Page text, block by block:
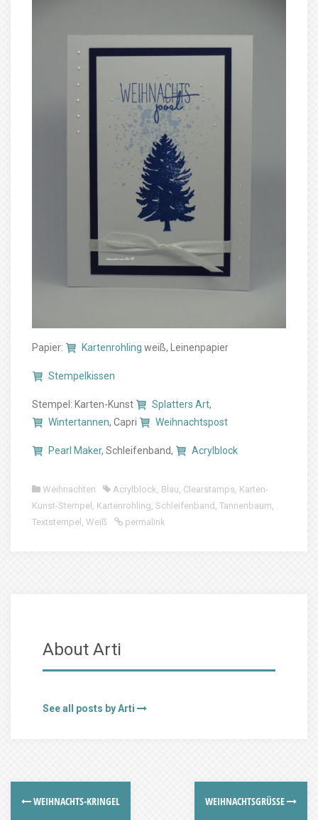
Papier: Kartenrohling weiß, Leinenpapier
Stempelkissen
Stempel: Karten-Kunst Splatters Art,
Wintertannen, Capri Weihnachtspost
Pearl Maker, Schleifenband, Acrylblock
Weihnachten Acrylblock, Blau, Clearstamps, Karten-
Kunst-Stempel , Kartenrohling, Schleifenband , Tannenbaum,
Textstempel , Weiß permalink
About Arti
See all posts by Arti
WEIHNACHTS-KRINGEL WEIHNACHTSGRÜSSE